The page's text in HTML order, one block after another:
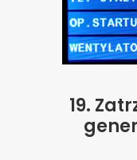
19.